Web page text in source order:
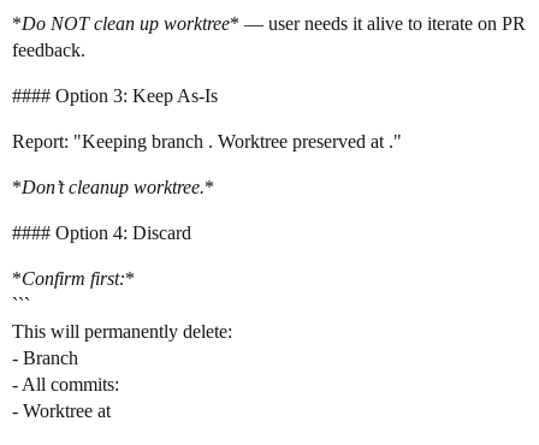
*Do NOT clean up worktree* — user needs it alive to iterate on PR
feedback.
#### Option 3: Keep As-Is
Report: "Keeping branch . Worktree preserved at ."
*Don’t cleanup worktree.*
#### Option 4: Discard
*Confirm first:*
```
This will permanently delete:
- Branch
- All commits:
- Worktree at